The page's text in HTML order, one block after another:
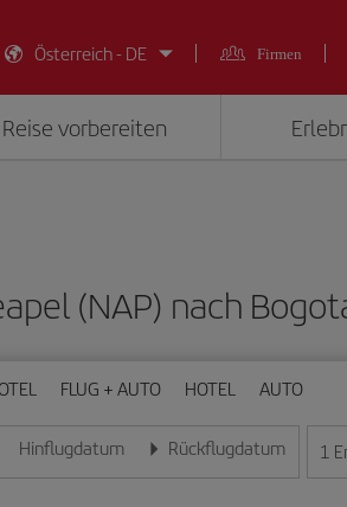
Österreich - DE
Firmen
Reise vorbereiten
(NAP) nach
FLUG + AUTO HOTEL AUTO
Hinflugdatum
Geben Sie das Datum im Format Tag/Monat/Jahr
Rückflugdatum
Geben Sie das Datum im1